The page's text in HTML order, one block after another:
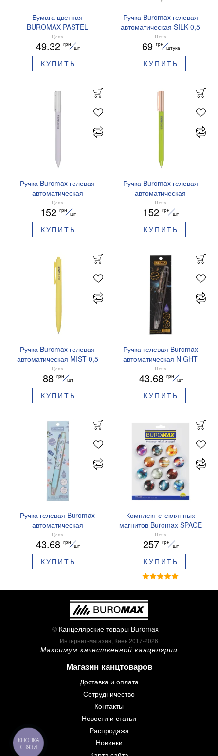
Бумага цветная
BUROMAX PASTEL
EUROMAX 20 арк А4 80 г/
мс BM.2721220E-08
Цена
49.32 грн
шт
КУПИТЬ
Ручка Buromax гелевая
автоматическая SILK 0,5
мм синие чернила
BM.83100
Цена
69 грн
штука
КУПИТЬ
Ручка Buromax гелевая
автоматическая
PRESTIGE SILVER 0,5 мм
синие чернила BM.83102
Цена
152 грн
шт
КУПИТЬ
Ручка Buromax гелевая
автоматическая
PRESTIGE GOLD 0,5 мм
синие чернила BM.83101
Цена
152 грн
шт
КУПИТЬ
Ручка Buromax гелевая
автоматическая MIST 0,5
мм синие чернила
BM.83103
Цена
88 грн
шт
КУПИТЬ
Ручка гелевая Buromax
автоматическая NIGHT
SKY ZODIAC 0.5 мм
ароматизированный грипп
синие чернила BM.8379-
01
Цена
43.68 грн
шт
КУПИТЬ
Ручка гелевая Buromax
автоматическая
ARABESKI 0.5 мм
ароматизированный грипп
синие чернила в блистере
BM.8379-02
Цена
43.68 грн
шт
КУПИТЬ
Комплект стеклянных
магнитов Buromax SPACE
12 шт 30 мм BM.0048
Цена
257 грн
шт
КУПИТЬ
© Канцелярские товары Buromax
Интернет-магазин, Киев 2017-2026
Максимум качественной канцелярии
Магазин канцтоваров
Доставка и оплата
Сотрудничество
Контакты
Новости и статьи
Распродажа
Новинки
КНОПКА
СВЯЗИ